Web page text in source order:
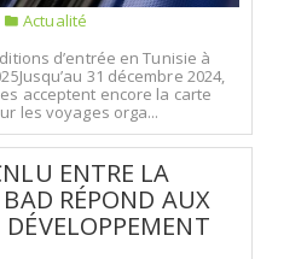
Actualité
d’entrée en Tunisie à
31 décembre 2024,
acceptent encore la carte
les voyages orga...
ENTRE LA
RÉPOND AUX
DÉVELOPPEMENT